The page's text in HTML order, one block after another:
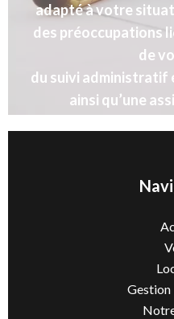
adapté à votre
des préoccupations
de
du suivi administratif
ainsi qu’une